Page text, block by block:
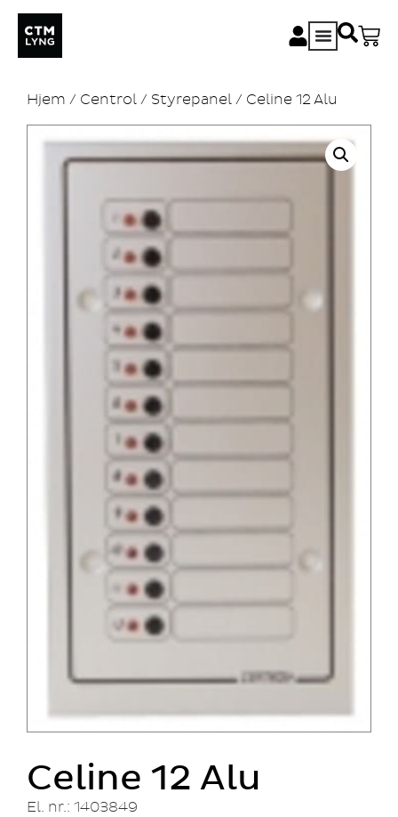
Hjem / Centrol / Styrepanel / Celine 12 Alu
Celine 12 Alu
El. nr.: 1403849